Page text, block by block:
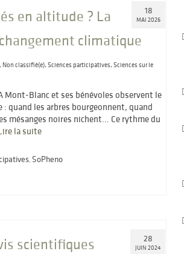
18
MAI 2026
en altitude ? La
climatique
Non classifié(e), Sciences participatives, Sciences sur le
Mont-Blanc et ses bénévoles observent le
quand les arbres bourgeonnent, quand
mésanges noires nichent… Ce rythme du
la suite­­
, SoPheno
28
JUIN 2024
scientifiques